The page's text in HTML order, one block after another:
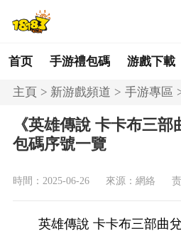
首页 手游禮包碼 游戲下載
主頁 新游戲頻道 手游專區
《英雄傳說 卡卡布三
包碼序號一覽
時間：2025-06-26 來源：網絡
英雄傳說 卡卡布三部曲